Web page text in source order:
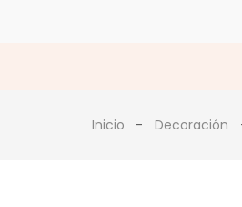
Inicio Decoración